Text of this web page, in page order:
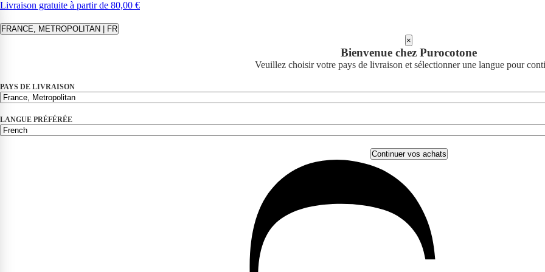
Livraison gratuite à partir de 80,00 €
FRANCE, METROPOLITAN | FR
×
Bienvenue chez Purocotone
Veuillez choisir votre pays de livraison et sélectionner une langue pour
PAYS DE LIVRAISON
LANGUE PRÉFÉRÉE
Continuer vos achats